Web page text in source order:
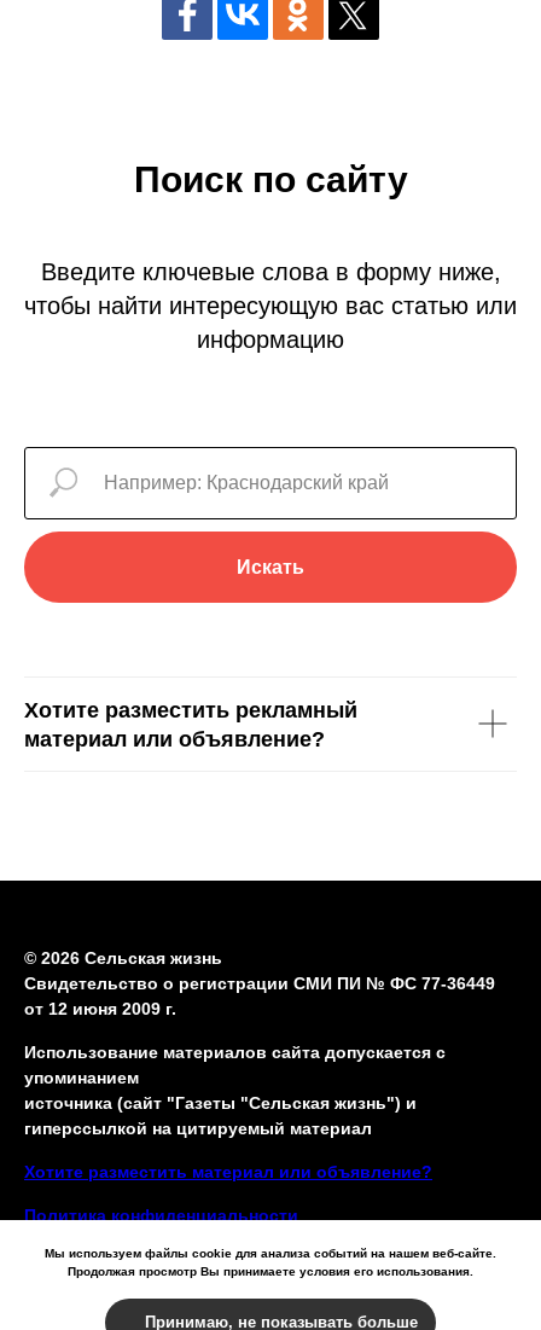
Поиск по сайту
Введите ключевые слова в форму ниже,
чтобы найти интересующую вас статью или
информацию
Искать
Хотите разместить рекламный
материал или объявление?
© 2026 Сельская жизнь
Свидетельство о регистрации СМИ ПИ № ФС 77-36449
от 12 июня 2009 г.
Использование материалов сайта допускается с
упоминанием
источника (сайт "Газеты "Сельская жизнь") и
гиперссылкой на цитируемый материал
Хотите разместить материал или объявление?
Политика конфиденциальности
Мы используем файлы cookie для анализа событий на нашем веб-сайте.
Продолжая просмотр Вы принимаете условия его использования.
Принимаю, не показывать больше